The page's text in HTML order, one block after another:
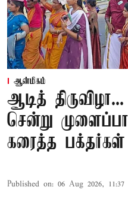
ஆன்மிகம்
ஆடித்
சென்று
கரைத்த பக்தர்கள்
Published on: 06 Aug 2026, 11:37